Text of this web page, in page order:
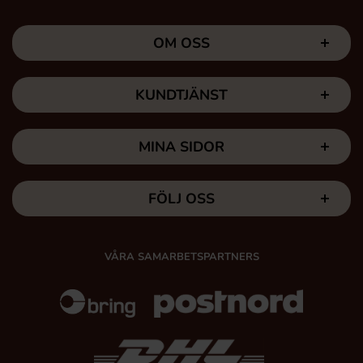
OM OSS
KUNDTJÄNST
MINA SIDOR
FÖLJ OSS
VÅRA SAMARBETSPARTNERS